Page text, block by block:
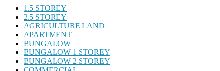
1.5 STOREY
2.5 STOREY
AGRICULTURE LAND
APARTMENT
BUNGALOW
BUNGALOW 1 STOREY
BUNGALOW 2 STOREY